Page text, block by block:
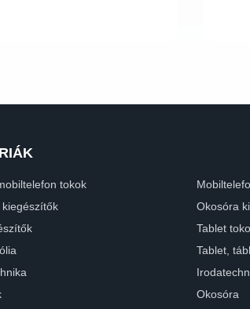
tokok
Okosóra
Tablet
Tablet,
Okosóra